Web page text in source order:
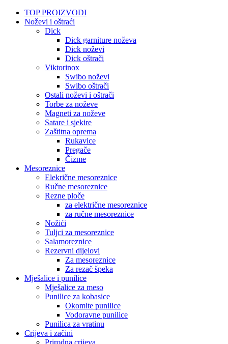
TOP PROIZVODI
Noževi i oštraći
Dick
Dick garniture noževa
Dick noževi
Dick oštrači
Viktorinox
Swibo noževi
Swibo oštrači
Ostali noževi i oštrači
Torbe za noževe
Magneti za noževe
Satare i sjekire
Zaštitna oprema
Rukavice
Pregače
Čizme
Mesoreznice
Elekrične mesoreznice
Ručne mesoreznice
Rezne ploče
za električne mesoreznice
za ručne mesoreznice
Nožići
Tuljci za mesoreznice
Salamoreznice
Rezervni dijelovi
Za mesoreznice
Za rezač špeka
Mješalice i punilice
Mješalice za meso
Punilice za kobasice
Okomite punilice
Vodoravne punilice
Punilica za vratinu
Crijeva i začini
Prirodna crijeva